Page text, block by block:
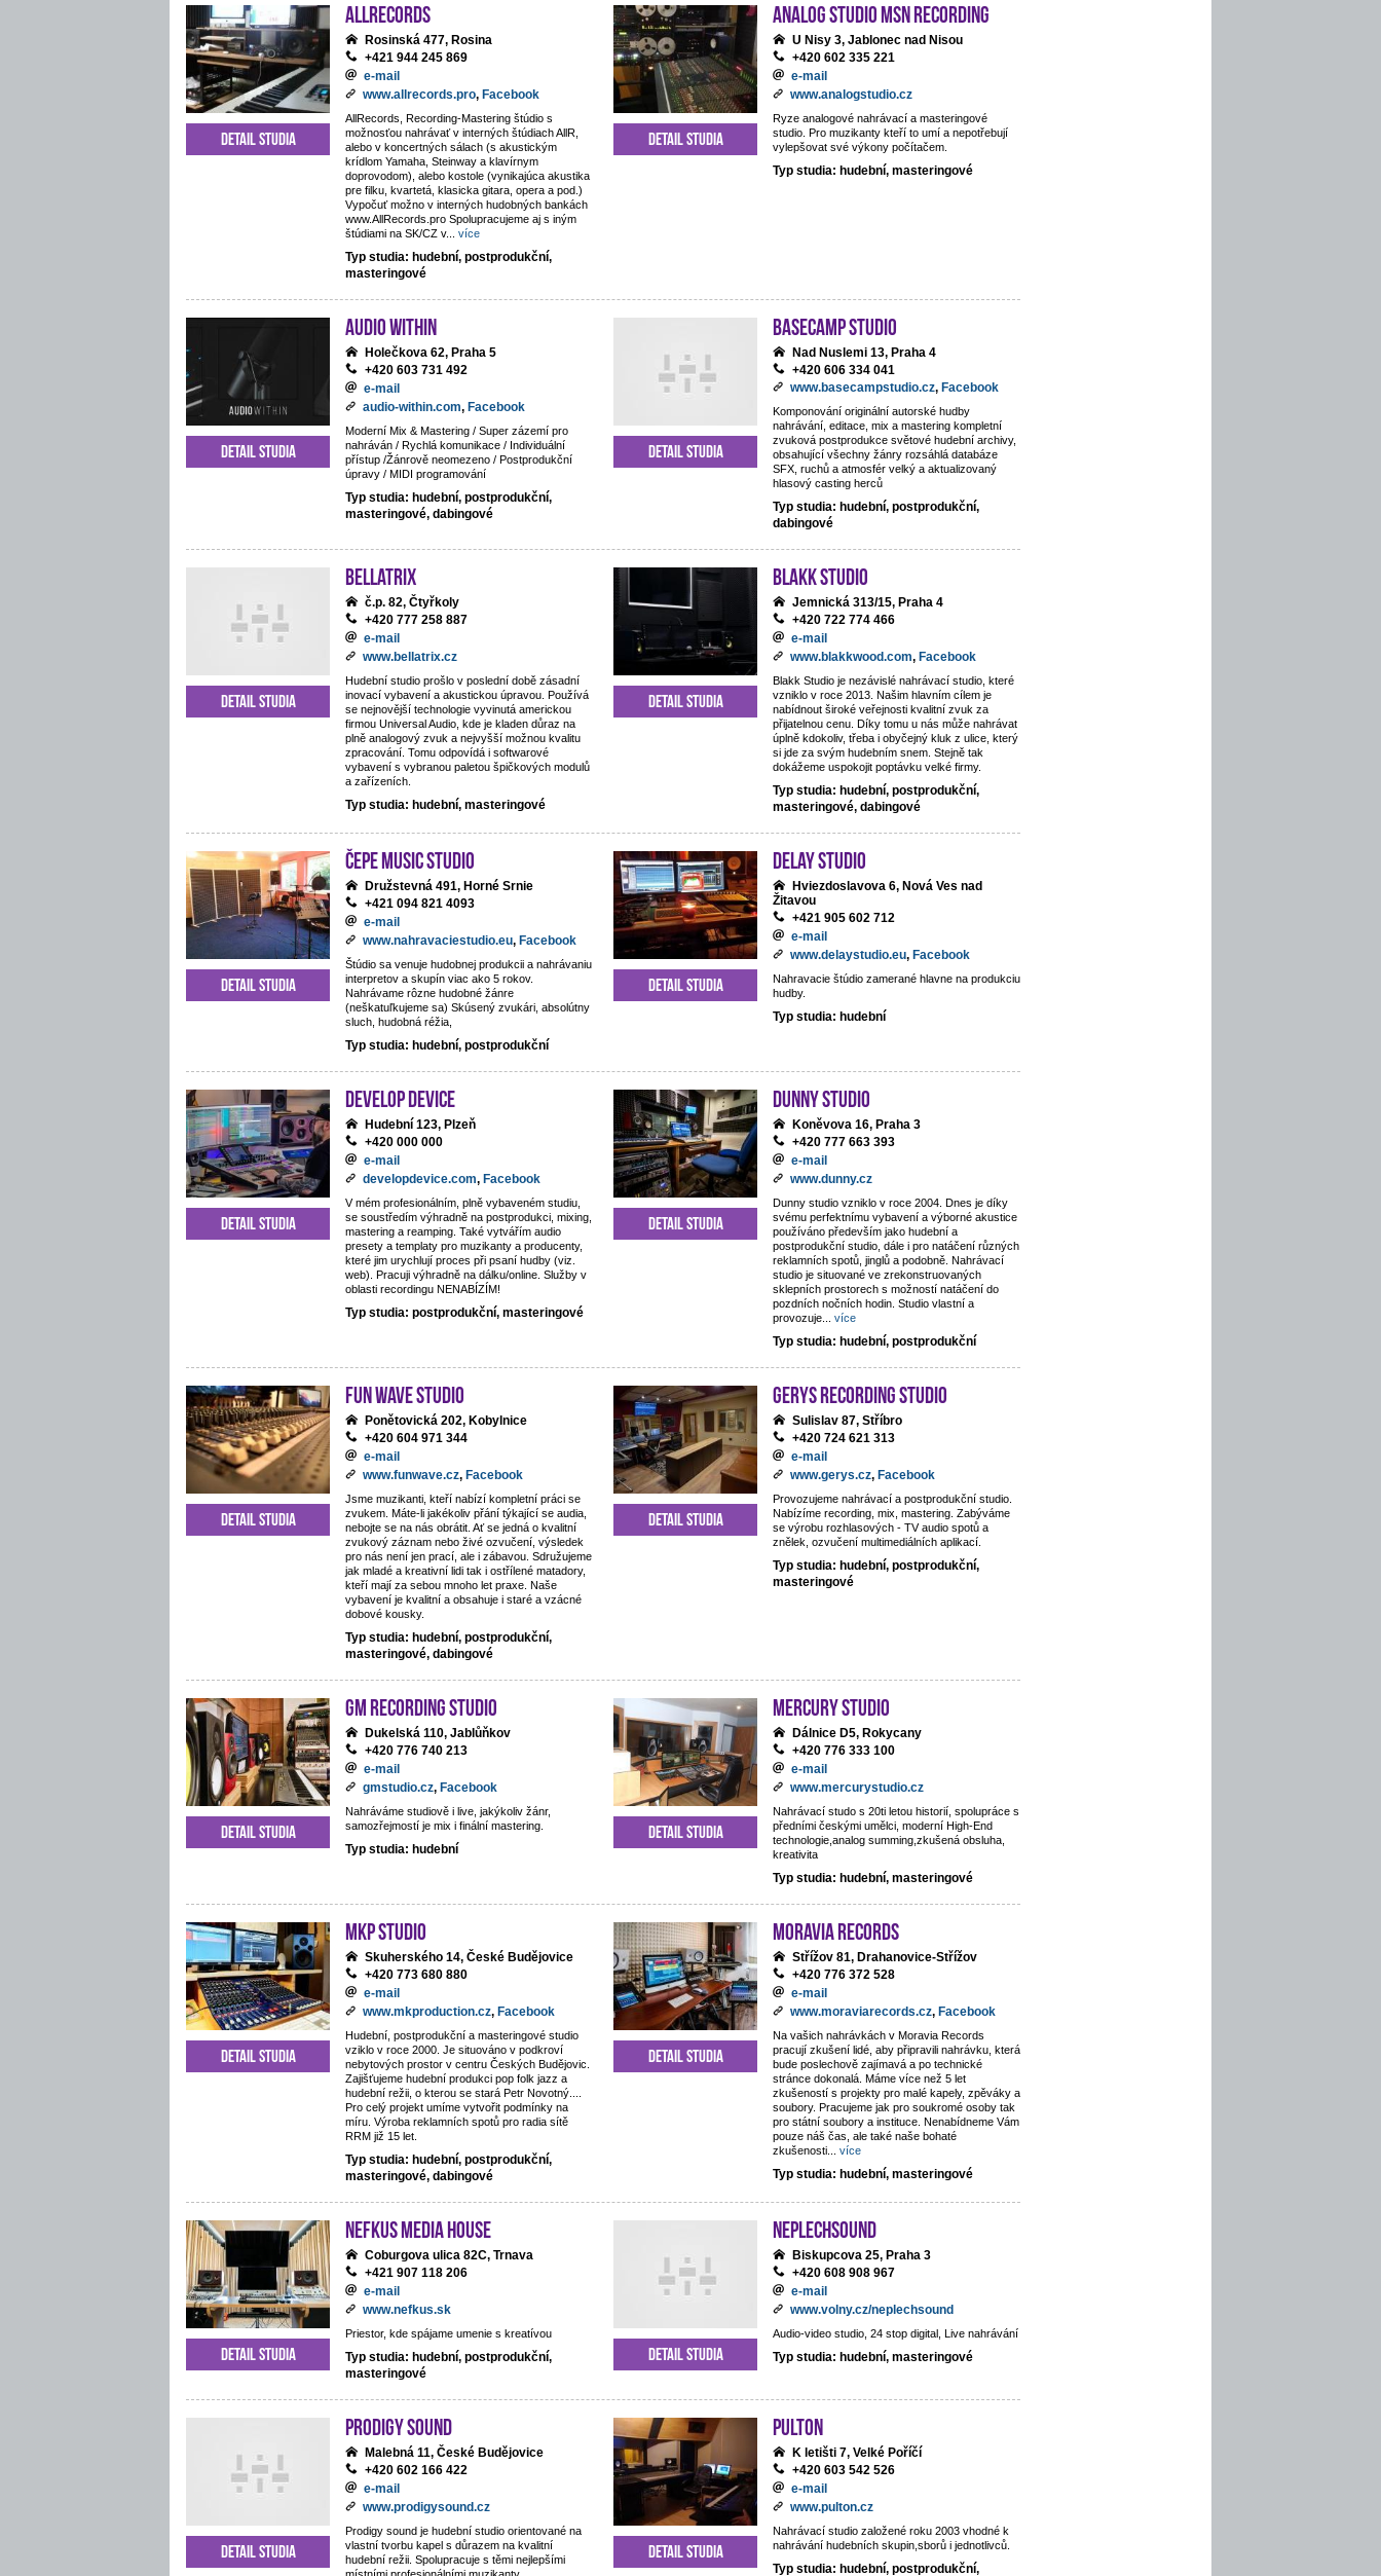
AllRecords
Rosinská 477, Rosina
+421 944 245 869
e-mail
www.allrecords.pro, Facebook
AllRecords, Recording-Mastering štúdio s
možnosťou nahrávať v interných štúdiach AllR,
alebo v koncertných sálach (s akustickým
krídlom Yamaha, Steinway a klavírnym
doprovodom), alebo kostole (vynikajúca akustika
pre filku, kvartetá, klasicka gitara, opera a pod.)
Vypočuť možno v interných hudobných bankách
www.AllRecords.pro Spolupracujeme aj s iným
štúdiami na SK/CZ v... více
Typ studia: hudební, postprodukční,
masteringové
Detail studia
analog studio MSN recording
U Nisy 3, Jablonec nad Nisou
+420 602 335 221
e-mail
www.analogstudio.cz
Ryze analogové nahrávací a masteringové
studio. Pro muzikanty kteří to umí a nepotřebují
vylepšovat své výkony počítačem.
Typ studia: hudební, masteringové
Detail studia
Audio Within
Holečkova 62, Praha 5
+420 603 731 492
e-mail
audio-within.com, Facebook
Moderní Mix & Mastering / Super zázemí pro
nahráván / Rychlá komunikace / Individuální
přístup /Žánrově neomezeno / Postprodukční
úpravy / MIDI programování
Typ studia: hudební, postprodukční,
masteringové, dabingové
Detail studia
BaseCamp studio
Nad Nuslemi 13, Praha 4
+420 606 334 041
www.basecampstudio.cz, Facebook
Komponování originální autorské hudby
nahrávání, editace, mix a mastering kompletní
zvuková postprodukce světové hudební archivy,
obsahující všechny žánry rozsáhlá databáze
SFX, ruchů a atmosfér velký a aktualizovaný
hlasový casting herců
Typ studia: hudební, postprodukční,
dabingové
Detail studia
BELLATRIX
č.p. 82, Čtyřkoly
+420 777 258 887
e-mail
www.bellatrix.cz
Hudební studio prošlo v poslední době zásadní
inovací vybavení a akustickou úpravou. Používá
se nejnovější technologie vyvinutá americkou
firmou Universal Audio, kde je kladen důraz na
plně analogový zvuk a nejvyšší možnou kvalitu
zpracování. Tomu odpovídá i softwarové
vybavení s vybranou paletou špičkových modulů
a zařízeních.
Typ studia: hudební, masteringové
Detail studia
Blakk Studio
Jemnická 313/15, Praha 4
+420 722 774 466
e-mail
www.blakkwood.com, Facebook
Blakk Studio je nezávislé nahrávací studio, které
vzniklo v roce 2013. Našim hlavním cílem je
nabídnout široké veřejnosti kvalitní zvuk za
přijatelnou cenu. Díky tomu u nás může nahrávat
úplně kdokoliv, třeba i obyčejný kluk z ulice, který
si jde za svým hudebním snem. Stejně tak
dokážeme uspokojit poptávku velké firmy.
Typ studia: hudební, postprodukční,
masteringové, dabingové
Detail studia
ČePE MUSIC Studio
Družstevná 491, Horné Srnie
+421 094 821 4093
e-mail
www.nahravaciestudio.eu, Facebook
Štúdio sa venuje hudobnej produkcii a nahrávaniu
interpretov a skupín viac ako 5 rokov.
Nahrávame rôzne hudobné žánre
(neškatuľkujeme sa) Skúsený zvukári, absolútny
sluch, hudobná réžia,
Typ studia: hudební, postprodukční
Detail studia
DeLay studio
Hviezdoslavova 6, Nová Ves nad
Žitavou
+421 905 602 712
e-mail
www.delaystudio.eu, Facebook
Nahravacie štúdio zamerané hlavne na produkciu
hudby.
Typ studia: hudební
Detail studia
Develop Device
Hudební 123, Plzeň
+420 000 000
e-mail
developdevice.com, Facebook
V mém profesionálním, plně vybaveném studiu,
se soustředím výhradně na postprodukci, mixing,
mastering a reamping. Také vytvářím audio
presety a templaty pro muzikanty a producenty,
které jim urychlují proces při psaní hudby (viz.
web). Pracuji výhradně na dálku/online. Služby v
oblasti recordingu NENABÍZÍM!
Typ studia: postprodukční, masteringové
Detail studia
Dunny studio
Koněvova 16, Praha 3
+420 777 663 393
e-mail
www.dunny.cz
Dunny studio vzniklo v roce 2004. Dnes je díky
svému perfektnímu vybavení a výborné akustice
používáno především jako hudební a
postprodukční studio, dále i pro natáčení různých
reklamních spotů, jinglů a podobně. Nahrávací
studio je situované ve zrekonstruovaných
sklepních prostorech s možností natáčení do
pozdních nočních hodin. Studio vlastní a
provozuje
více
Typ studia: hudební, postprodukční
Detail studia
Fun Wave Studio
Ponětovická 202, Kobylnice
+420 604 971 344
e-mail
www.funwave.cz, Facebook
Jsme muzikanti, kteří nabízí kompletní práci se
zvukem. Máte-li jakékoliv přání týkající se audia,
nebojte se na nás obrátit. Ať se jedná o kvalitní
zvukový záznam nebo živé ozvučení, výsledek
pro nás není jen prací, ale i zábavou. Sdružujeme
jak mladé a kreativní lidi tak i ostřílené matadory,
kteří mají za sebou mnoho let praxe. Naše
vybavení je kvalitní a obsahuje i staré a vzácné
dobové kousky.
Typ studia: hudební, postprodukční,
masteringové, dabingové
Detail studia
Gerys Recording Studio
Sulislav 87, Stříbro
+420 724 621 313
e-mail
www.gerys.cz, Facebook
Provozujeme nahrávací a postprodukční studio.
Nabízíme recording, mix, mastering. Zabýváme
se výrobu rozhlasových - TV audio spotů a
znělek, ozvučení multimediálních aplikací.
Typ studia: hudební, postprodukční,
masteringové
Detail studia
GM Recording Studio
Dukelská 110, Jablůňkov
+420 776 740 213
e-mail
gmstudio.cz, Facebook
Nahráváme studiově i live, jakýkoliv žánr,
samozřejmostí je mix i finální mastering.
Typ studia: hudební
Detail studia
Mercury studio
Dálnice D5, Rokycany
+420 776 333 100
e-mail
www.mercurystudio.cz
Nahrávací studo s 20ti letou historií, spolupráce s
předními českými umělci, moderní High-End
technologie,analog summing,zkušená obsluha,
kreativita
Typ studia: hudební, masteringové
Detail studia
MKP STUDIO
Skuherského 14, České Budějovice
+420 773 680 880
e-mail
www.mkproduction.cz, Facebook
Hudební, postprodukční a masteringové studio
vziklo v roce 2000. Je situováno v podkroví
nebytových prostor v centru Českých Budějovic.
Zajišťujeme hudební produkci pop folk jazz a
hudební režii, o kterou se stará Petr Novotný....
Pro celý projekt umíme vytvořit podmínky na
míru. Výroba reklamních spotů pro radia sítě
RRM již 15 let.
Typ studia: hudební, postprodukční,
masteringové, dabingové
Detail studia
Moravia Records
Střížov 81, Drahanovice-Střížov
+420 776 372 528
e-mail
www.moraviarecords.cz, Facebook
Na vašich nahrávkách v Moravia Records
pracují zkušení lidé, aby připravili nahrávku, která
bude poslechově zajímavá a po technické
stránce dokonalá. Máme více než 5 let
zkušeností s projekty pro malé kapely, zpěváky a
soubory. Pracujeme jak pro soukromé osoby tak
pro státní soubory a instituce. Nenabídneme Vám
pouze náš čas, ale také naše bohaté
zkušenosti
více
Typ studia: hudební, masteringové
Detail studia
NEFKUS Media House
Coburgova ulica 82C, Trnava
+421 907 118 206
e-mail
www.nefkus.sk
Priestor, kde spájame umenie s kreatívou
Typ studia: hudební, postprodukční,
masteringové
Detail studia
NEPLECHSOUND
Biskupcova 25, Praha 3
+420 608 908 967
e-mail
www.volny.cz/neplechsound
Audio-video studio, 24 stop digital, Live nahrávání
Typ studia: hudební, masteringové
Detail studia
Prodigy Sound
Malebná 11, České Budějovice
+420 602 166 422
e-mail
www.prodigysound.cz
Prodigy sound je hudební studio orientované na
vlastní tvorbu kapel s důrazem na kvalitní
hudební režii. Spolupracuje s těmi nejlepšími
Detail studia
Pulton
K letišti 7, Velké Poříčí
+420 603 542 526
e-mail
www.pulton.cz
Nahrávací studio založené roku 2003 vhodné k
nahrávání hudebních skupin,sborů i jednotlivců.
Typ studia: hudební, postprodukční,
Detail studia